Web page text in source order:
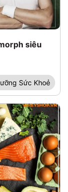
siêu
Sức Khoẻ